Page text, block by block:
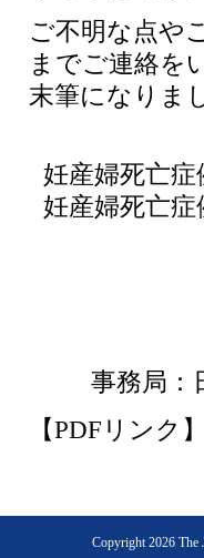
ご不明な点や
までご連絡を
末筆になりま
妊産婦死亡
妊産婦死亡
事務局：
【PDFリンク
Copyright 2026 The